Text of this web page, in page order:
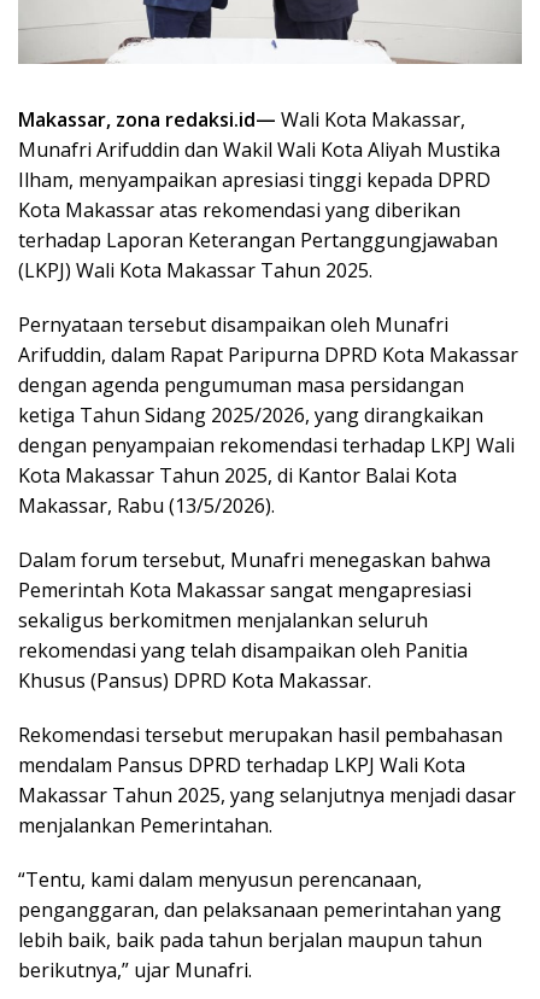
Makassar, zona redaksi.id— Wali Kota Makassar,
Munafri Arifuddin dan Wakil Wali Kota Aliyah Mustika
Ilham, menyampaikan apresiasi tinggi kepada DPRD
Kota Makassar atas rekomendasi yang diberikan
terhadap Laporan Keterangan Pertanggungjawaban
(LKPJ) Wali Kota Makassar Tahun 2025.
Pernyataan tersebut disampaikan oleh Munafri
Arifuddin, dalam Rapat Paripurna DPRD Kota Makassar
dengan agenda pengumuman masa persidangan
ketiga Tahun Sidang 2025/2026, yang dirangkaikan
dengan penyampaian rekomendasi terhadap LKPJ Wali
Kota Makassar Tahun 2025, di Kantor Balai Kota
Makassar, Rabu (13/5/2026).
Dalam forum tersebut, Munafri menegaskan bahwa
Pemerintah Kota Makassar sangat mengapresiasi
sekaligus berkomitmen menjalankan seluruh
rekomendasi yang telah disampaikan oleh Panitia
Khusus (Pansus) DPRD Kota Makassar.
Rekomendasi tersebut merupakan hasil pembahasan
mendalam Pansus DPRD terhadap LKPJ Wali Kota
Makassar Tahun 2025, yang selanjutnya menjadi dasar
menjalankan Pemerintahan.
“Tentu, kami dalam menyusun perencanaan,
penganggaran, dan pelaksanaan pemerintahan yang
lebih baik, baik pada tahun berjalan maupun tahun
berikutnya,” ujar Munafri.